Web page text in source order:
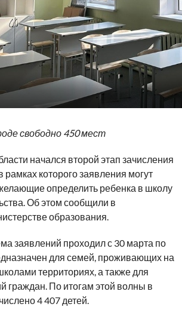
свободно 450 мест
начался второй этап зачисления
рамках которого заявления могут
определить ребенка в школу
Об этом сообщили в
образования.
заявлений проходил с 30 марта по
для семей, проживающих на
территориях, а также для
граждан. По итогам этой волны в
4 407 детей.